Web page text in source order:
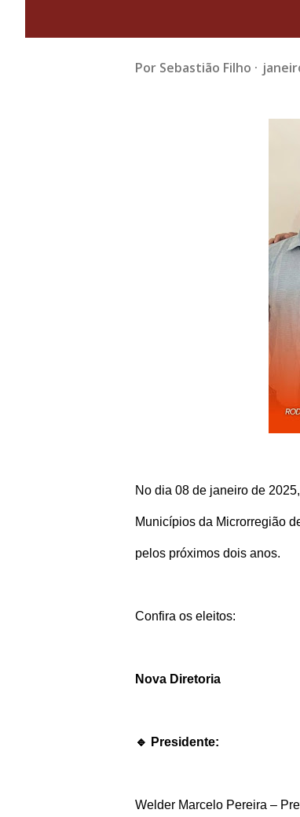
Por Sebastião Filho
No dia 08 de janeiro de
Municípios da Microrregião
pelos próximos dois anos.
Confira os eleitos:
Nova Diretoria
🔹 Presidente:
Welder Marcelo Pereira –